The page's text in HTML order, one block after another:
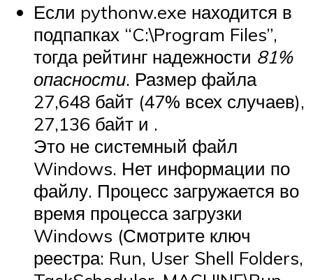
Если pythonw.exe находится в
подпапках “C:\Program Files”,
тогда рейтинг надежности 81%
опасности. Размер файла
27,648 байт (47% всех случаев),
27,136 байт и .
Это не системный файл
Windows. Нет информации по
файлу. Процесс загружается во
время процесса загрузки
Windows (Смотрите ключ
реестра: Run, User Shell Folders,